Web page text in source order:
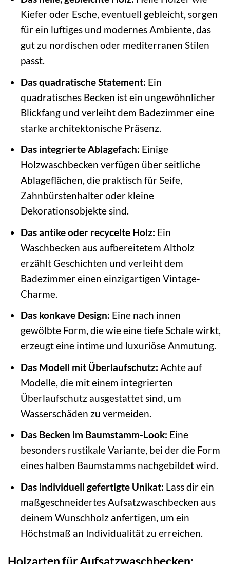
Kiefer oder Esche, eventuell gebleicht, sorgen
für ein luftiges und modernes Ambiente, das
gut zu nordischen oder mediterranen Stilen
passt.
Das quadratische Statement: Ein
quadratisches Becken ist ein ungewöhnlicher
Blickfang und verleiht dem Badezimmer eine
starke architektonische Präsenz.
Das integrierte Ablagefach: Einige
Holzwaschbecken verfügen über seitliche
Ablageflächen, die praktisch für Seife,
Zahnbürstenhalter oder kleine
Dekorationsobjekte sind.
Das antike oder recycelte Holz: Ein
Waschbecken aus aufbereitetem Altholz
erzählt Geschichten und verleiht dem
Badezimmer einen einzigartigen Vintage-
Charme.
Das konkave Design: Eine nach innen
gewölbte Form, die wie eine tiefe Schale wirkt,
erzeugt eine intime und luxuriöse Anmutung.
Das Modell mit Überlaufschutz: Achte auf
Modelle, die mit einem integrierten
Überlaufschutz ausgestattet sind, um
Wasserschäden zu vermeiden.
Das Becken im Baumstamm-Look: Eine
besonders rustikale Variante, bei der die Form
eines halben Baumstamms nachgebildet wird.
Das individuell gefertigte Unikat: Lass dir ein
maßgeschneidertes Aufsatzwaschbecken aus
deinem Wunschholz anfertigen, um ein
Höchstmaß an Individualität zu erreichen.
Holzarten für Aufsatzwaschbecken: